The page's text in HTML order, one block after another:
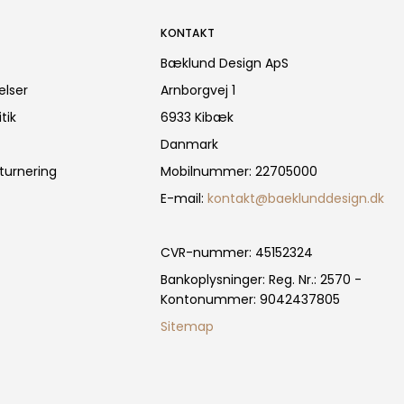
KONTAKT
Bæklund Design ApS
Arnborgvej 1
6933 Kibæk
Danmark
Mobilnummer: 22705000
E-mail: kontakt@baeklunddesign.dk
CVR-nummer: 45152324
Bankoplysninger: Reg. Nr.: 2570 -
Kontonummer: 9042437805
Sitemap